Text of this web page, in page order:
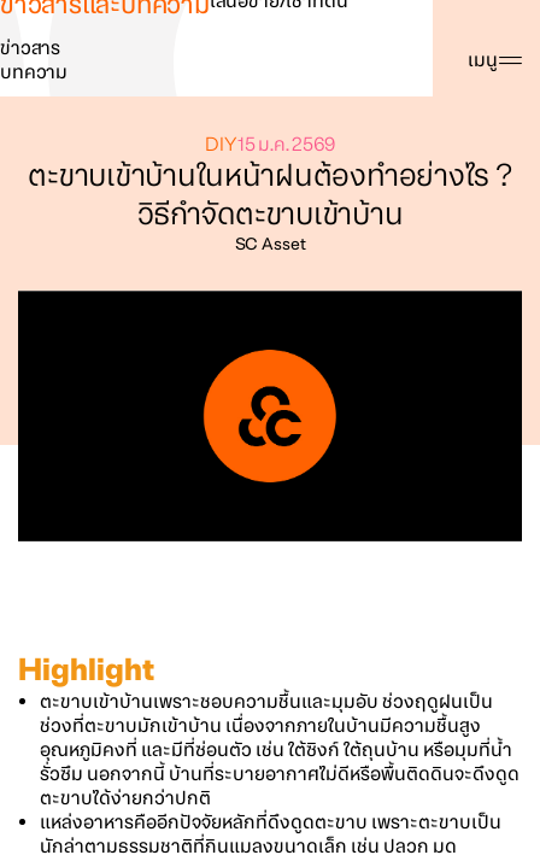
ค้นหา เมนู
ข่าวสาร
บทความ
DIY15 ม.ค. 2569
ตะขาบเข้าบ้านในหน้าฝนต้องทำอย่างไร ?
วิธีกำจัดตะขาบเข้าบ้าน
SC Asset
Highlight
ตะขาบเข้าบ้านเพราะชอบความชื้นและมุมอับ ช่วงฤดูฝนเป็น
ช่วงที่ตะขาบมักเข้าบ้าน เนื่องจากภายในบ้านมีความชื้นสูง
อุณหภูมิคงที่ และมีที่ซ่อนตัว เช่น ใต้ซิงก์ ใต้ถุนบ้าน หรือมุมที่น้ำ
รั่วซึม นอกจากนี้ บ้านที่ระบายอากาศไม่ดีหรือพื้นติดดินจะดึงดูด
ตะขาบได้ง่ายกว่าปกติ
แหล่งอาหารคืออีกปัจจัยหลักที่ดึงดูดตะขาบ เพราะตะขาบเป็น
นักล่าตามธรรมชาติที่กินแมลงขนาดเล็ก เช่น ปลวก มด